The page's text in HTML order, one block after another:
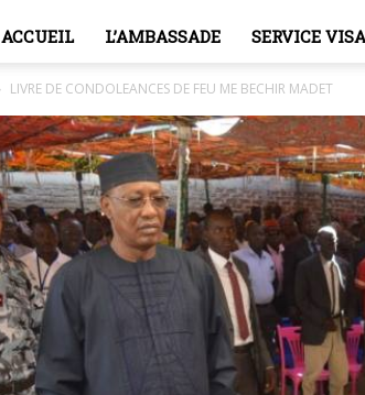
ACCUEIL L’AMBASSADE SERVICE VISA
LIVRE DE CONDOLEANCES DE FEU ME BECHIR MADET